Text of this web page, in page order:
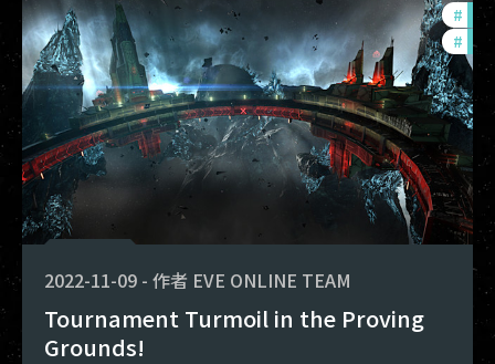
#
# pvp
2022-11-09 - 作者 EVE ONLINE TEAM
Tournament Turmoil in the Proving
Grounds!